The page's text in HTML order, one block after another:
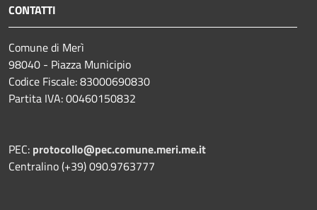
CONTATTI
Comune di Merì
98040 - Piazza Municipio
Codice Fiscale: 83000690830
Partita IVA: 00460150832
PEC: protocollo@pec.comune.meri.me.it
Centralino (+39) 090.9763777